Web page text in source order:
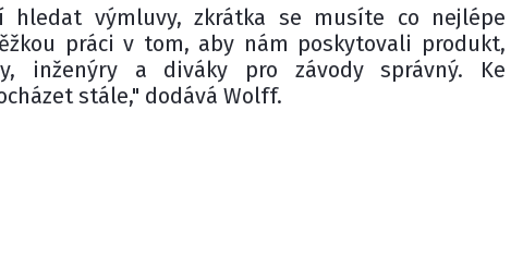
hledat výmluvy, zkrátka se musíte co nejlépe
práci v tom, aby nám poskytovali produkt,
inženýry a diváky pro závody správný. Ke
stále," dodává Wolff.